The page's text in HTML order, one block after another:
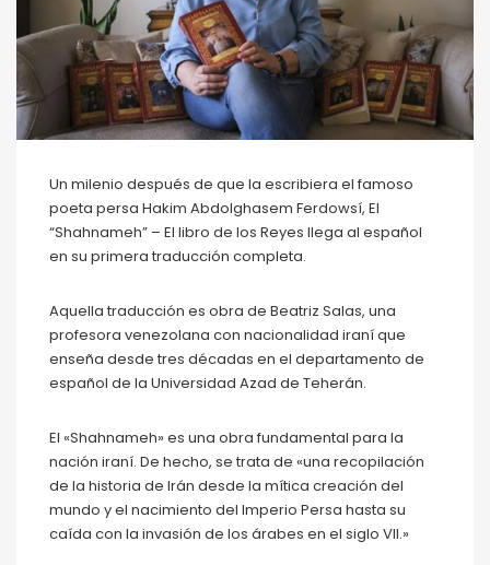
Un milenio después de que la escribiera el famoso
poeta persa Hakim Abdolghasem Ferdowsí, El
“Shahnameh” – El libro de los Reyes llega al español
en su primera traducción completa.
Aquella traducción es obra de Beatriz Salas, una
profesora venezolana con nacionalidad iraní que
enseña desde tres décadas en el departamento de
español de la Universidad Azad de Teherán.
El «Shahnameh» es una obra fundamental para la
nación iraní. De hecho, se trata de «una recopilación
de la historia de Irán desde la mítica creación del
mundo y el nacimiento del Imperio Persa hasta su
caída con la invasión de los árabes en el siglo VII.»